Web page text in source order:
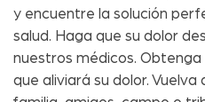
y encuentre la solución
salud. Haga que su dolor
nuestros médicos.
que aliviará su dolor.